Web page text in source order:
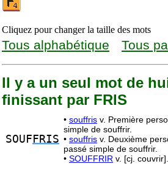
Cliquez pour changer la taille des mots
Tous alphabétique Tous
Il y a un seul mot de
finissant par FRIS
SOUF FRIS
• souffris v. Première
simple de souffrir.
• souffris v. Deuxième
passé simple de souffrir.
• SOUFFRIR v. [cj. couvrir].